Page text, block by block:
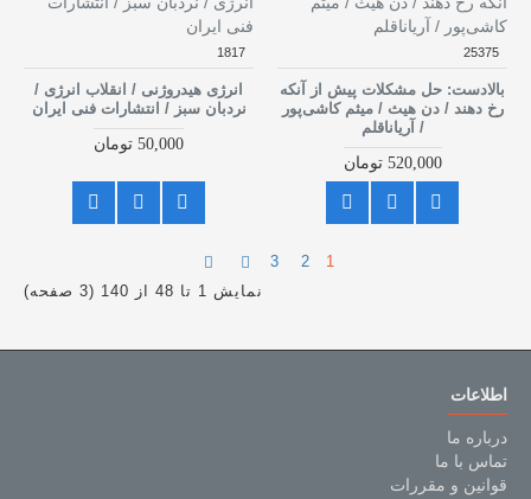
25375
بالادست: حل مشکلات پیش از آنکه
رخ دهند / دن هیث / میثم کاشی‌پور
/ آریاناقلم
520,000 تومان
1817
انرژی هیدروژنی / انقلاب انرژی /
نردبان سبز / انتشارات فنی ایران
50,000 تومان
1
2
3
نمایش 1 تا 48 از 140 (3 صفحه)
اطلاعات
درباره ما
تماس با ما
قوانین و مقررات